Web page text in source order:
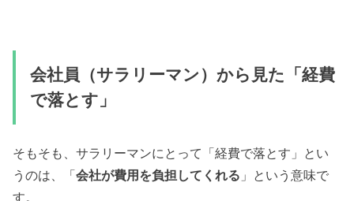
会社員（サラリーマン）から見た「経費
で落とす」
そもそも、サラリーマンにとって「経費で落とす」とい
うのは、「会社が費用を負担してくれる 」という意味で
す。